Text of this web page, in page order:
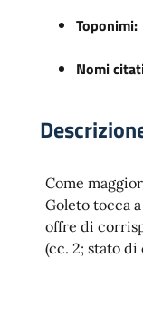
Toponimi:
Nomi
Come
Goleto tocca
offre di
(cc. 2; stato